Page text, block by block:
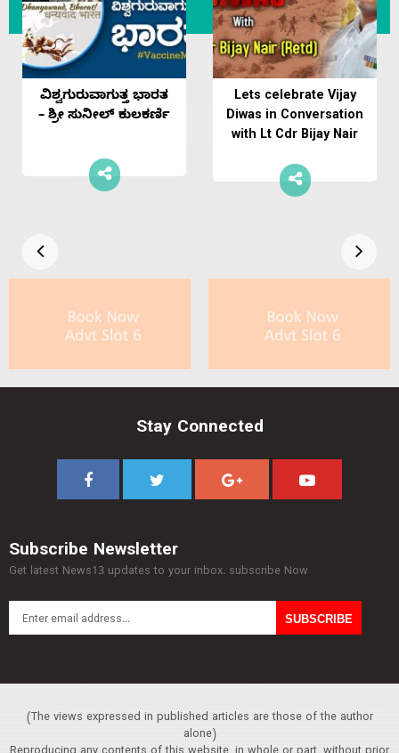
ವಿಶ್ವಗುರುವಾಗುತ್ತ ಭಾರತ
– ಶ್ರೀ ಸುನೀಲ್‌ ಕುಲಕರ್ಣಿ
Lets celebrate Vijay
Diwas in Conversation
with Lt Cdr Bijay Nair
Stay Connected
Subscribe Newsletter
Get latest News13 updates to your inbox. subscribe Now
(The views expressed in published articles are those of the author
alone)